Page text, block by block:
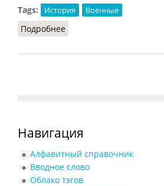
Tags:
История Военные
Подробнее
Навигация
Алфавитный справочник
Вводное слово
Облако тэгов